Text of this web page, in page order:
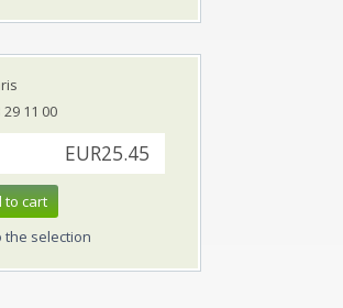
11 00
EUR25.45
to cart
the selection